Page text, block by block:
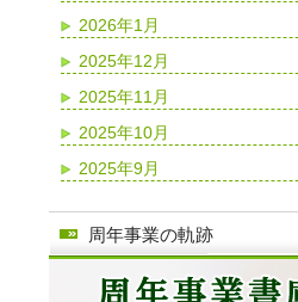
2026年1月
2025年12月
2025年11月
2025年10月
2025年9月
周年事業の軌跡